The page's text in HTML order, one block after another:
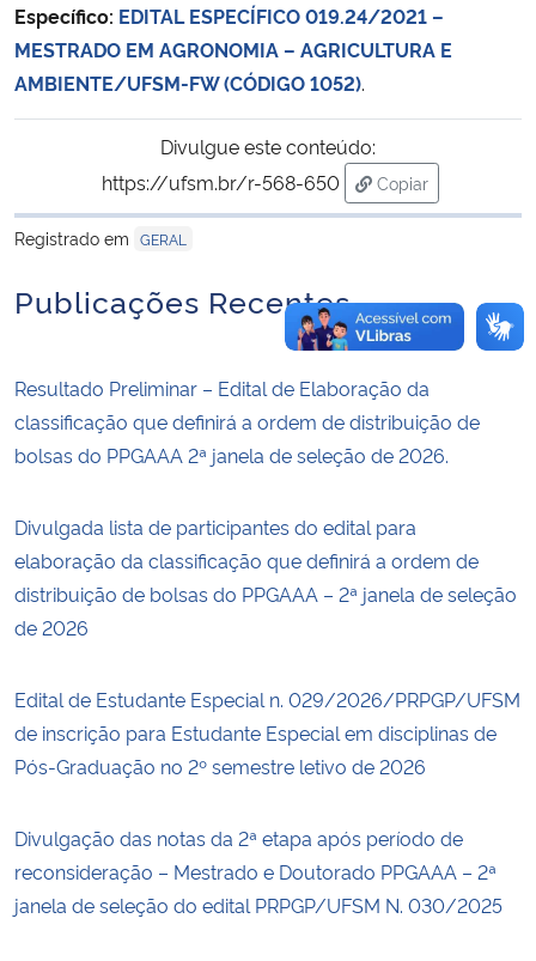
Específico: EDITAL ESPECÍFICO 019.24/2021 –
MESTRADO EM AGRONOMIA – AGRICULTURA E
AMBIENTE/UFSM-FW (CÓDIGO 1052).
Divulgue este conteúdo:
https://ufsm.br/r-568-650
Copiar
para área de
Registrado em GERAL
Publicações Recentes
Resultado Preliminar – Edital de Elaboração da
classificação que definirá a ordem de distribuição de
bolsas do PPGAAA 2ª janela de seleção de 2026.
Divulgada lista de participantes do edital para
elaboração da classificação que definirá a ordem de
distribuição de bolsas do PPGAAA – 2ª janela de seleção
de 2026
Edital de Estudante Especial n. 029/2026/PRPGP/UFSM
de inscrição para Estudante Especial em disciplinas de
Pós-Graduação no 2º semestre letivo de 2026
Divulgação das notas da 2ª etapa após período de
reconsideração – Mestrado e Doutorado PPGAAA – 2ª
janela de seleção do edital PRPGP/UFSM N. 030/2025